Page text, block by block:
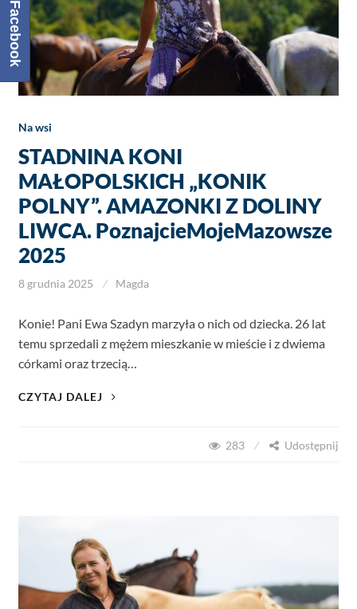
Na wsi
STADNINA KONI
MAŁOPOLSKICH „KONIK
POLNY”. AMAZONKI Z DOLINY
LIWCA. PoznajcieMojeMazowsze
2025
8 grudnia 2025 Magda
Konie! Pani Ewa Szadyn marzyła o nich od dziecka. 26 lat
temu sprzedali z mężem mieszkanie w mieście i z dwiema
córkami oraz trzecią…
CZYTAJ DALEJ
STADNINA
POZNAJCIEMOJEMAZOWSZE
2025
283 Udostępnij
Facebook